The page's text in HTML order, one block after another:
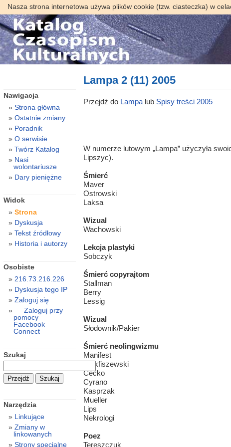
Nasza strona internetowa używa plików cookie (tzw. ciasteczka) w
Lampa 2 (11) 2005
Przejdź do Lampa lub Spisy treści 2005
W numerze lutowym „Lampa” użyczyła
Lipszyc).
Śmierć
Maver
Ostrowski
Laksa
Wizual
Wachowski
Lekcja plastyki
Sobczyk
Śmierć copyrajtom
Stallman
Berry
Lessig
Wizual
Słodownik/Pakier
Śmierć neolingwizmu
Manifest
Stokfiszewski
Cecko
Cyrano
Kasprzak
Mueller
Lips
Nekrologi
Poez
Tereszczuk
Nawigacja
Strona główna
Ostatnie zmiany
Poradnik
O serwisie
Twórz Katalog
Nasi
wolontariusze
Dary pieniężne
Widok
Strona
Dyskusja
Tekst źródłowy
Historia i autorzy
Osobiste
216.73.216.226
Dyskusja tego IP
Zaloguj się
Zaloguj przy
pomocy
Facebook
Connect
Szukaj
Narzędzia
Linkujące
Zmiany w
linkowanych
Strony specjalne